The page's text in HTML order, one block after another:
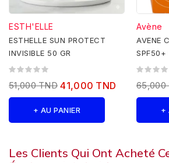
ESTH'ELLE
ESTHELLE SUN PROTECT
INVISIBLE 50 GR
51,000 TND 41,000 TND
+ AU PANIER
Avène
AVENE
8h, Fini
65,000
+
Les Clients Qui Ont Acheté